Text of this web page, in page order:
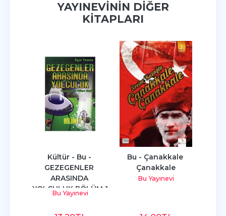
YAYINEVININ DIĞER
KITAPLARI
Kültür - Bu -
GEZEGENLER
ARASINDA
YOLCULUK BÖLÜM 1
Bu Yayınevi
Bu - Çanakkale
Çanakkale
Bu Yayınevi